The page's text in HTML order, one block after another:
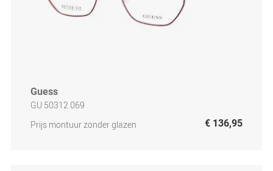
Guess
GU 50312 069
Prijs montuur zonder glazen
€ 136,95